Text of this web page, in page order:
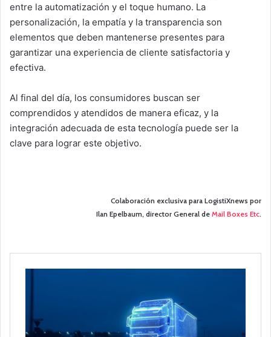
entre la automatización y el toque humano. La
personalización, la empatía y la transparencia son
elementos que deben mantenerse presentes para
garantizar una experiencia de cliente satisfactoria y
efectiva.
Al final del día, los consumidores buscan ser
comprendidos y atendidos de manera eficaz, y la
integración adecuada de esta tecnología puede ser la
clave para lograr este objetivo.
Colaboración exclusiva para LogistiXnews por
Ilan Epelbaum, director General de Mail Boxes Etc.